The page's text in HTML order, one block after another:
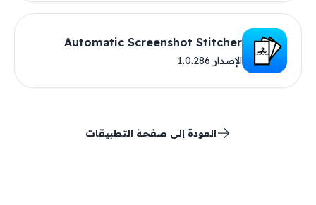
Automatic Screenshot Stitcher
الإصدار 1.0.286
العودة إلى صفحة التطبيقات